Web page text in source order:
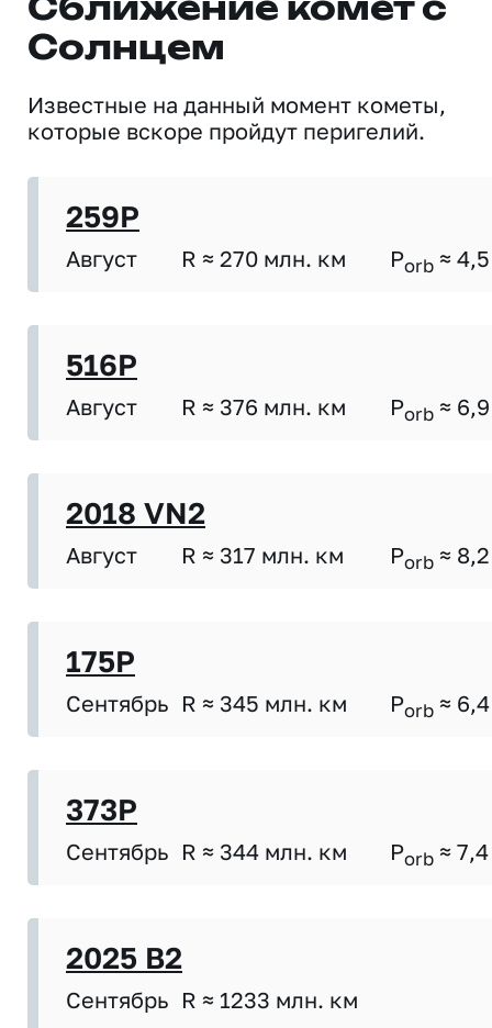
Сближение комет с
Солнцем
Известные на данный момент кометы,
которые вскоре пройдут перигелий.
259P
Август R ≈ 270 млн. км Porb ≈ 4,5
516P
Август R ≈ 376 млн. км Porb ≈ 6,9
2018 VN2
Август R ≈ 317 млн. км Porb ≈ 8,2
175P
Сентябрь R ≈ 345 млн. км Porb ≈ 6,4
373P
Сентябрь R ≈ 344 млн. км Porb ≈ 7,4
2025 B2
Сентябрь R ≈ 1233 млн. км